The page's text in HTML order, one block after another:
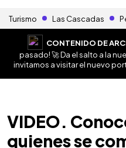
Turismo Las Cascadas
CONTENIDO DE
pasado! 🚀 Da el salto a la
invitamos a visitar el nuevo
VIDEO.
quienes se